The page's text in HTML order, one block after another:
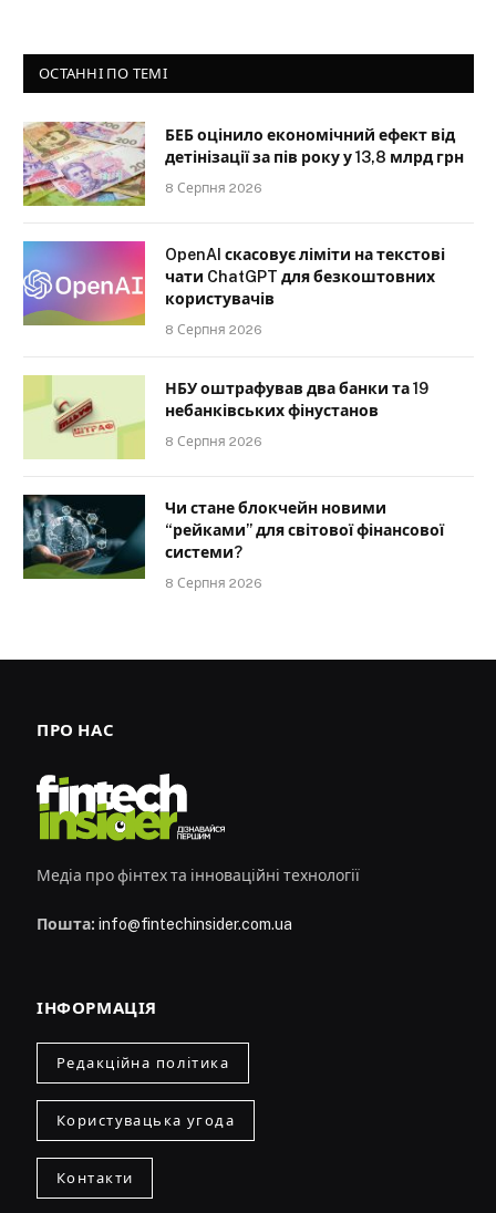
ОСТАННІ ПО ТЕМІ
БЕБ оцінило економічний ефект від
детінізації за пів року у 13,8 млрд грн
8 Серпня 2026
OpenAI скасовує ліміти на текстові
чати ChatGPT для безкоштовних
користувачів
8 Серпня 2026
НБУ оштрафував два банки та 19
небанківських фінустанов
8 Серпня 2026
Чи стане блокчейн новими
“рейками” для світової фінансової
системи?
8 Серпня 2026
ПРО НАС
Медіа про фінтех та інноваційні технології
Пошта: info@fintechinsider.com.ua
ІНФОРМАЦІЯ
Редакційна політика
Користувацька угода
Контакти